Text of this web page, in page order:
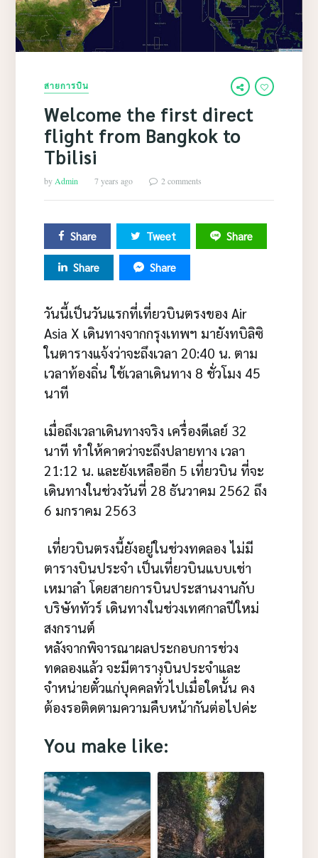
สายการบิน
Welcome the first direct
flight from Bangkok to
Tbilisi
by Admin 7 years ago 2 comments
Share Tweet Share
Share Share
วันนี้เป็นวันแรกที่เที่ยวบินตรงของ Air
Asia X เดินทางจากกรุงเทพฯ มายังทบิลิซิ
ในตารางแจ้งว่าจะถึงเวลา 20:40 น. ตาม
เวลาท้องถิ่น ใช้เวลาเดินทาง 8 ชั่วโมง 45
นาที
เมื่อถึงเวลาเดินทางจริง เครื่องดีเลย์ 32
นาที ทำให้คาดว่าจะถึงปลายทาง เวลา
21:12 น. และยังเหลืออีก 5 เที่ยวบิน ที่จะ
เดินทางในช่วงวันที่ 28 ธันวาคม 2562 ถึง
6 มกราคม 2563
เที่ยวบินตรงนี้ยังอยู่ในช่วงทดลอง ไม่มี
ตารางบินประจำ เป็นเที่ยวบินแบบเช่า
เหมาลำ โดยสายการบินประสานงานกับ
บริษัททัวร์ เดินทางในช่วงเทศกาลปีใหม่
สงกรานต์
หลังจากพิจารณาผลประกอบการช่วง
ทดลองแล้ว จะมีตารางบินประจำและ
จำหน่ายตั๋วแก่บุคคลทั่่วไปเมื่อใดนั้น คง
ต้องรอติดตามความคืบหน้ากันต่อไปค่ะ
You make like: